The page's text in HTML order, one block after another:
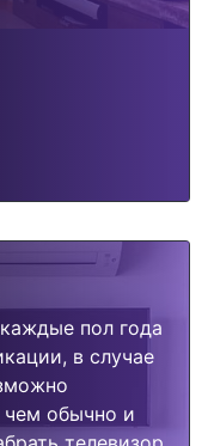
пол года
в случае
чем обычно и